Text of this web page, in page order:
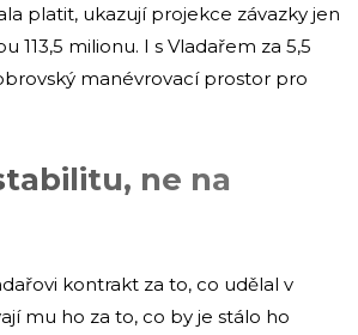
platit, ukazují projekce závazky jen
113,5 milionu. I s Vladařem za 5,5
manévrovací prostor pro
ne na
kontrakt za to, co udělal v
mu ho za to, co by je stálo ho